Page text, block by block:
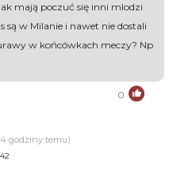
mają poczuć się inni mlodzi
są w Milanie i nawet nie dostali
w końcówkach meczy? Np
0
godziny temu)